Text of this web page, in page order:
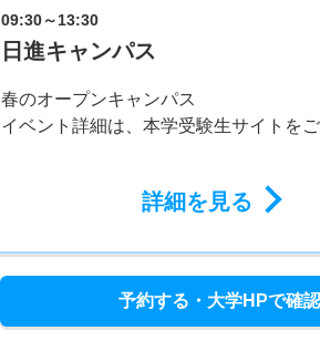
09:30～13:30
日進キャンパス
春のオープンキャンパス
イベント詳細は、本学受験生サイトをご
詳細を見る
予約する・大学HPで確